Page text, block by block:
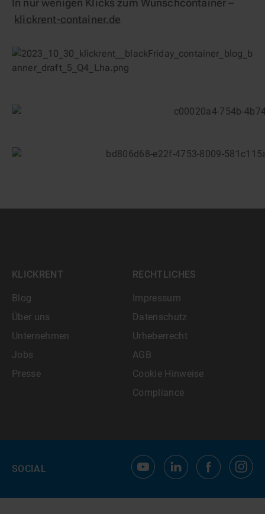
In nur wenigen Klicks zum Wunschcontainer –
klickrent-container.de
KLICKRENT
Blog
Über uns
Unternehmen
Jobs
Presse
RECHTLICHES
Impressum
Datenschutz
Urheberrecht
AGB
Cookie Hinweise
Compliance
SOCIAL